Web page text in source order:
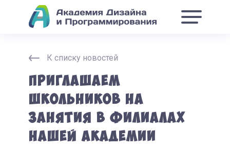
К списку новостей
Приглашаем
школьников на
занятия в филиалах
нашей Академии